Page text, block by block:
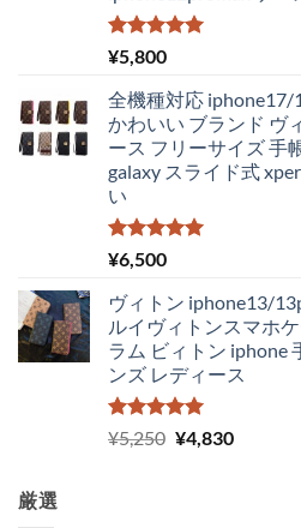
で
5段階中
5.00
¥5,800
全機種対応 iphone17/
かわいい ブランド ヴ
ース フリーサイズ 手
galaxy スライド式
い
5段階中
5.00
¥6,500
ヴィトン iphone13/
ルイヴィトンスマホ
ラム ビィトン iphone
ンズ レディース
5段階中
5.00
の評価
¥5,250 元
¥4,830現
厳選